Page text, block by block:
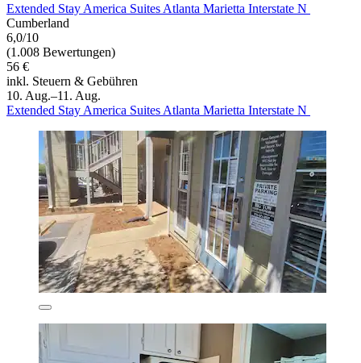
Extended Stay America Suites Atlanta Marietta Interstate N
Cumberland
6,0/10
(1.008 Bewertungen)
56 €
inkl. Steuern & Gebühren
10. Aug.–11. Aug.
Extended Stay America Suites Atlanta Marietta Interstate N